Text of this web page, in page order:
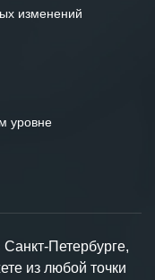
изменений
уровне
Петербурге,
из любой точки